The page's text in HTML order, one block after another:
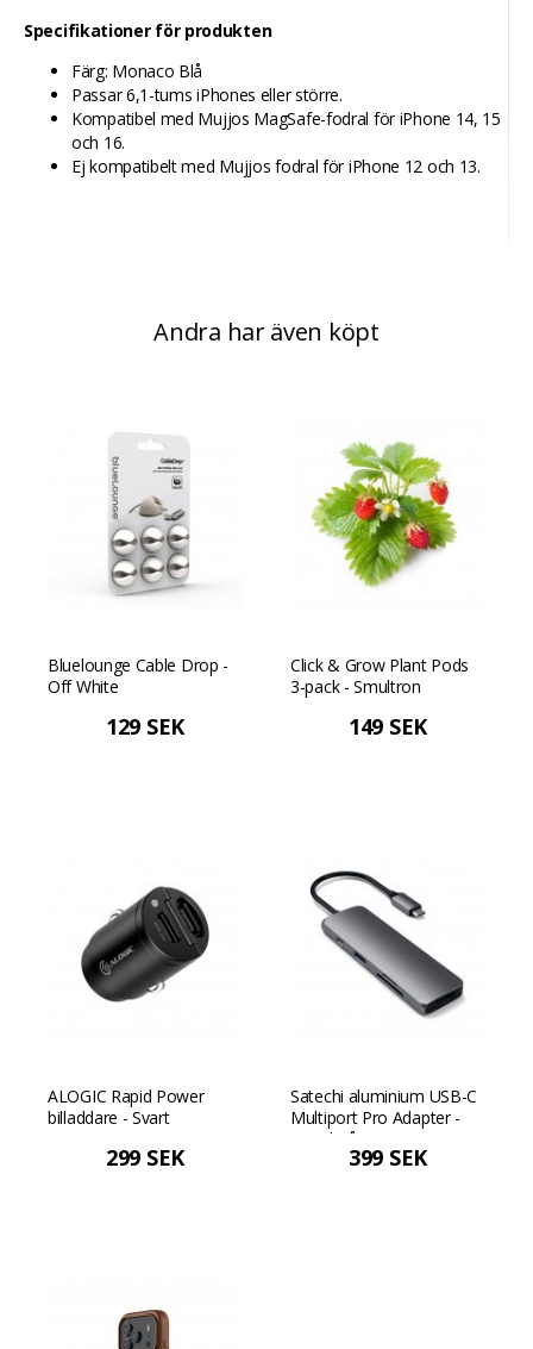
Specifikationer för produkten
Färg: Monaco Blå
Passar 6,1-tums iPhones eller större.
Kompatibel med Mujjos MagSafe-fodral för iPhone 14, 15
och 16.
Ej kompatibelt med Mujjos fodral för iPhone 12 och 13.
Andra har även köpt
Bluelounge Cable Drop -
Off White
129 SEK
Click & Grow Plant Pods
3-pack - Smultron
149 SEK
ALOGIC Rapid Power
billaddare - Svart
299 SEK
Satechi aluminium USB-C
Multiport Pro Adapter -
Rymdgrå
399 SEK